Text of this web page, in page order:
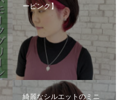
ーピンク】
綺麗なシルエットのミニ